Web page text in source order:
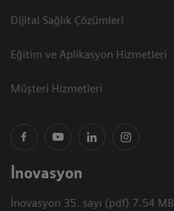
Dijital Sağlık Çözümleri
Eğitim ve Aplikasyon Hizmetleri
Müşteri Hizmetleri
İnovasyon
İnovasyon 35. sayı (pdf) 7.54 MB